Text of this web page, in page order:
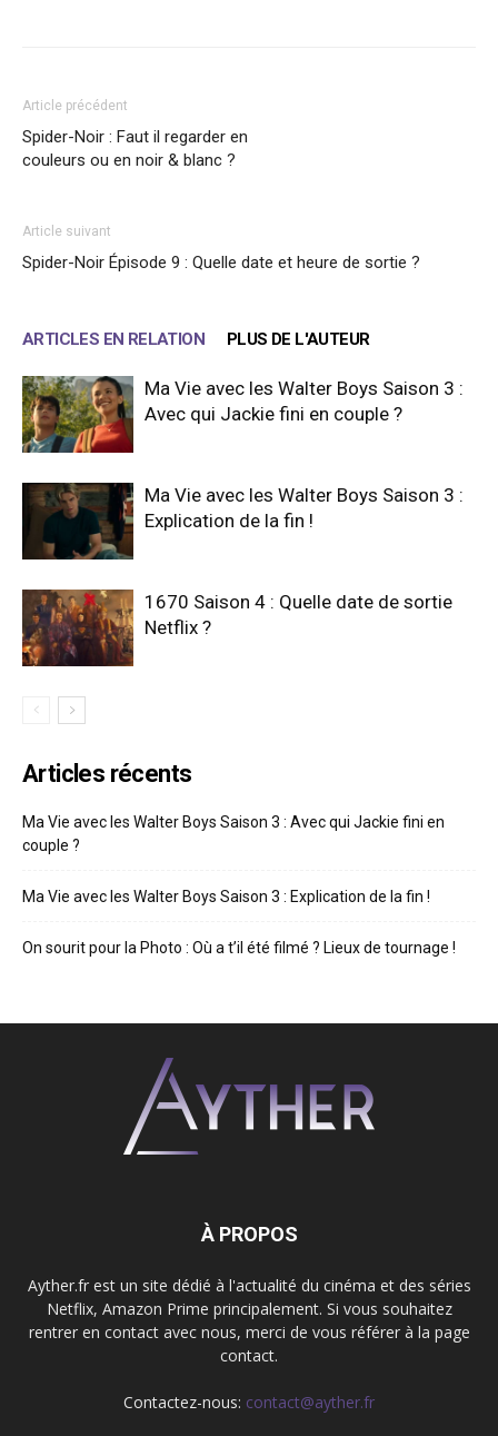
Article précédent
Spider-Noir : Faut il regarder en
couleurs ou en noir & blanc ?
Article suivant
Spider-Noir Épisode 9 : Quelle date et heure de sortie ?
ARTICLES EN RELATION PLUS DE L'AUTEUR
Ma Vie avec les Walter Boys Saison 3 :
Avec qui Jackie fini en couple ?
Ma Vie avec les Walter Boys Saison 3 :
Explication de la fin !
1670 Saison 4 : Quelle date de sortie
Netflix ?
Articles récents
Ma Vie avec les Walter Boys Saison 3 : Avec qui Jackie fini en
couple ?
Ma Vie avec les Walter Boys Saison 3 : Explication de la fin !
On sourit pour la Photo : Où a t’il été filmé ? Lieux de tournage !
À PROPOS
Ayther.fr est un site dédié à l'actualité du cinéma et des séries
Netflix, Amazon Prime principalement. Si vous souhaitez
rentrer en contact avec nous, merci de vous référer à la page
contact.
Contactez-nous: contact@ayther.fr